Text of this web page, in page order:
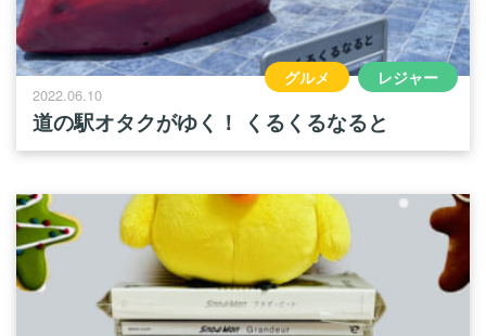
2022.06.10
道の駅オタクがゆく！ くるくるなると
グルメ レジャー